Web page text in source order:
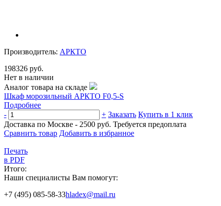
Производитель: АРКТО
198326 руб.
Нет в наличии
Аналог товара на складе
Шкаф морозильный АРКТО F0,5-S
Подробнее
-
+ Заказать Купить в 1 клик
Доставка по Москве - 2500 руб. Требуется предоплата
Сравнить товар Добавить в избранное
Печать
в PDF
Итого:
Наши специалисты Вам помогут:
+7 (495) 085-58-33hladex@mail.ru